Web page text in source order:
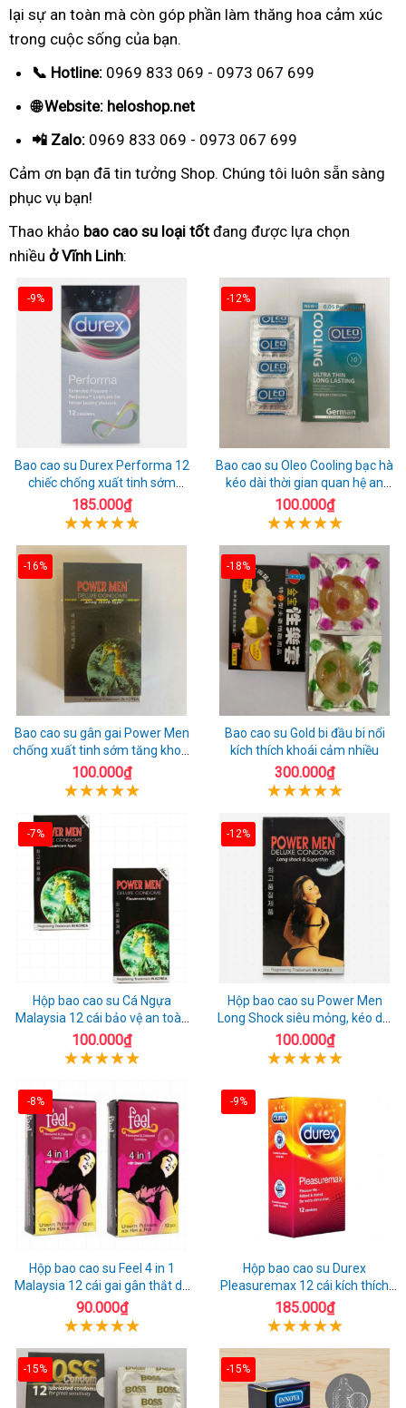
lại sự an toàn mà còn góp phần làm thăng hoa cảm xúc
trong cuộc sống của bạn.
📞 Hotline: 0969 833 069 - 0973 067 699
🌐 Website: heloshop.net
📲 Zalo: 0969 833 069 - 0973 067 699
Cảm ơn bạn đã tin tưởng Shop. Chúng tôi luôn sẵn sàng
phục vụ bạn!
Thao khảo bao cao su loại tốt đang được lựa chọn
nhiều ở Vĩnh Linh:
-9%
Bao cao su Durex Performa 12
chiếc chống xuất tinh sớm
chuẩn Thái Lan
185.000₫
-12%
Bao cao su Oleo Cooling bạc hà
kéo dài thời gian quan hệ an
toàn
100.000₫
-16%
Bao cao su gân gai Power Men
chống xuất tinh sớm tăng khoái
cảm
100.000₫
-18%
Bao cao su Gold bi đầu bi nổi
kích thích khoái cảm nhiều
300.000₫
-7%
Hộp bao cao su Cá Ngựa
Malaysia 12 cái bảo vệ an toàn
tuyệt đối
100.000₫
-12%
Hộp bao cao su Power Men
Long Shock siêu mỏng, kéo dài
quan hệ thoải mái
100.000₫
-8%
Hộp bao cao su Feel 4 in 1
Malaysia 12 cái gai gân thắt dễ
sử dụng
90.000₫
-9%
Hộp bao cao su Durex
Pleasuremax 12 cái kích thích
tăng khoái cảm
185.000₫
-15% -15%